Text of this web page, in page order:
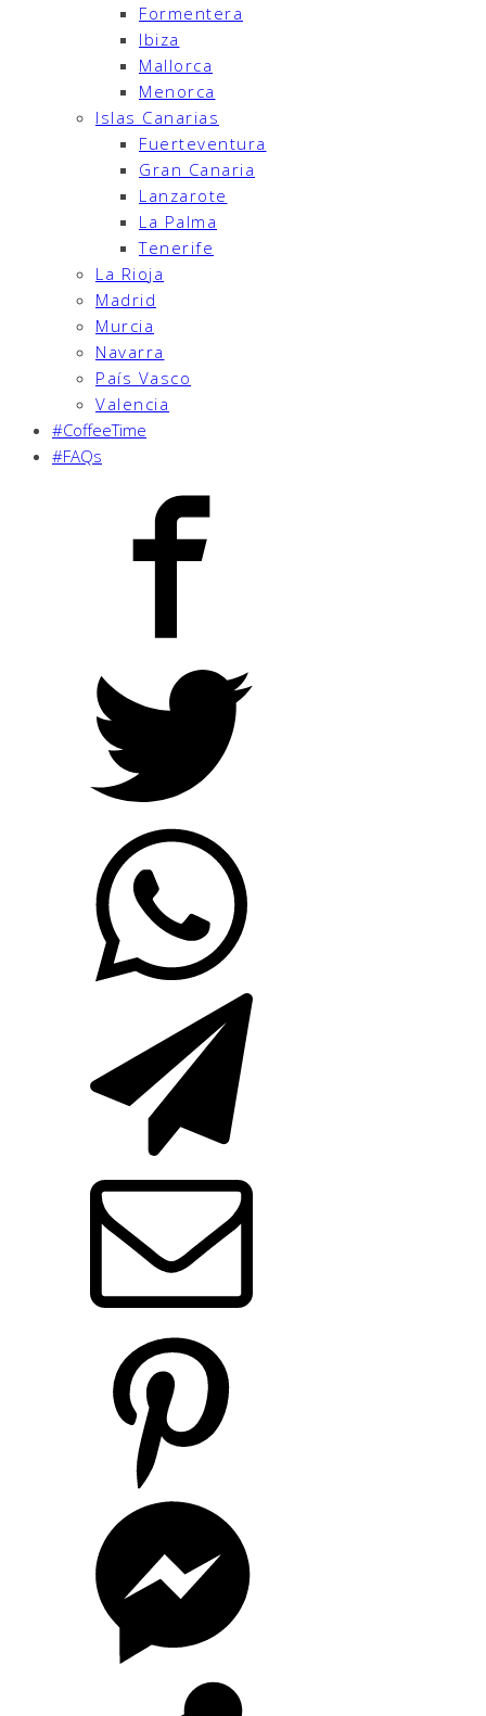
Formentera
Ibiza
Mallorca
Menorca
Islas Canarias
Fuerteventura
Gran Canaria
Lanzarote
La Palma
Tenerife
La Rioja
Madrid
Murcia
Navarra
País Vasco
Valencia
#CoffeeTime
#FAQs